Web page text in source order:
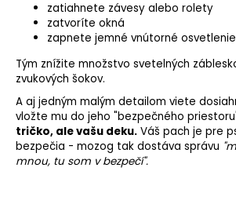
zatiahnete závesy alebo rolety
zatvoríte okná
zapnete jemné vnútorné osvetlenie
Tým znížite množstvo svetelných
zvukových šokov.
A aj jedným malým detailom viete
vložte mu do jeho "bezpečného
tričko, ale vašu deku. Váš pach je pre
bezpečia - mozog tak dostáva správu
mnou, tu som v bezpečí".